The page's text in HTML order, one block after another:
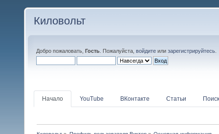
Киловольт
Добро пожаловать, Гость . Пожалуйста, войдите или зарегистрируйтесь
Начало YouTube ВКонтакте Статьи Поиск